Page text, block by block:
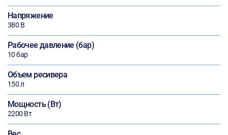
Напряжение
380 В
Рабочее давление (бар)
10 бар
Объем ресивера
150 л
Мощность (Вт)
2200 Вт